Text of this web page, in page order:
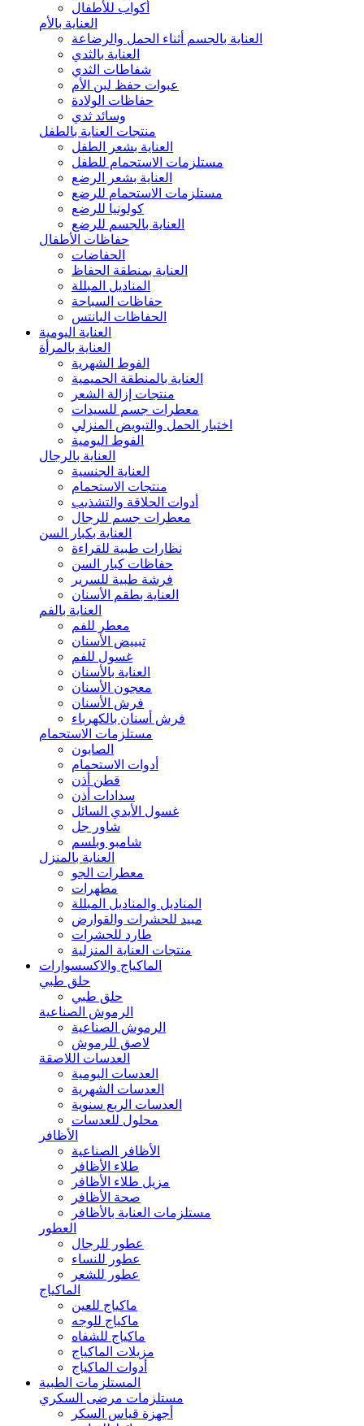
أكواب للأطفال
العناية بالأم
العناية بالجسم أثناء الحمل والرضاعة
العناية بالثدي
شفاطات الثدي
عبوات حفظ لبن الأم
حفاظات الولادة
وسائد ثدي
منتجات العناية بالطفل
العناية بشعر الطفل
مستلزمات الاستحمام للطفل
العناية بشعر الرضع
مستلزمات الاستحمام للرضع
كولونيا للرضع
العناية بالجسم للرضع
حفاظات الأطفال
الحفاضات
العناية بمنطقة الحفاظ
المناديل المبللة
حفاظات السباحة
الحفاظات البانتس
العناية اليومية
العناية بالمرأة
الفوط الشهرية
العناية بالمنطقة الحميمية
منتجات إزالة الشعر
معطرات جسم للسيدات
اختبار الحمل والتبويض المنزلي
الفوط اليومية
العناية بالرجال
العناية الجنسية
منتجات الاستحمام
أدوات الحلاقة والتشذيب
معطرات جسم للرجال
العناية بكبار السن
نظارات طبية للقراءة
حفاظات كبار السن
فرشة طبية للسرير
العناية بطقم الأسنان
العناية بالفم
معطر للفم
تبييض الأسنان
غسول للفم
العناية بالأسنان
معجون الأسنان
فرش الأسنان
فرش أسنان بالكهرباء
مستلزمات الاستحمام
الصابون
أدوات الاستحمام
قطن أذن
سدادات أذن
غسول الأيدي السائل
شاور جل
شامبو وبلسم
العناية بالمنزل
معطرات الجو
مطهرات
المناديل والمناديل المبللة
مبيد للحشرات والقوارض
طارد للحشرات
منتجات العناية المنزلية
الماكياج والاكسسوارات
حلق طبي
حلق طبي
الرموش الصناعية
الرموش الصناعية
لاصق للرموش
العدسات اللاصقة
العدسات اليومية
العدسات الشهرية
العدسات الربع سنوية
محلول للعدسات
الأظافر
الأظافر الصناعية
طلاء الأظافر
مزيل طلاء الأظافر
صحة الأظافر
مستلزمات العناية بالأظافر
العطور
عطور للرجال
عطور للنساء
عطور للشعر
الماكياج
ماكياج للعين
ماكياج للوجه
ماكياج للشفاه
مزيلات الماكياج
أدوات الماكياج
المستلزمات الطبية
مستلزمات مرضى السكري
أجهزة قياس السكر